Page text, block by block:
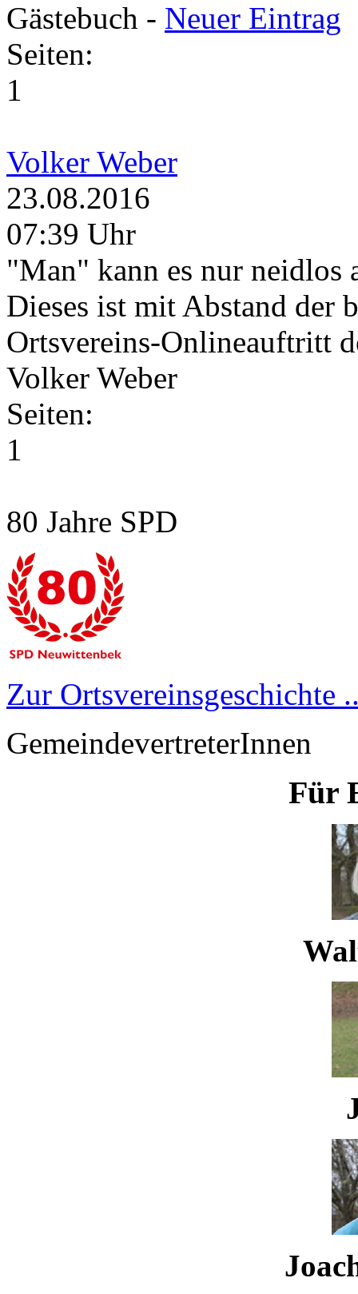
Gästebuch - Neuer Eintrag
Seiten:
1
Volker Weber
23.08.2016
07:39 Uhr
"Man" kann es nur neidlos
Dieses ist mit Abstand der
Ortsvereins-Onlineauftritt
Volker Weber
Seiten:
1
80 Jahre SPD
Zur Ortsvereinsgeschichte
GemeindevertreterInnen
Für